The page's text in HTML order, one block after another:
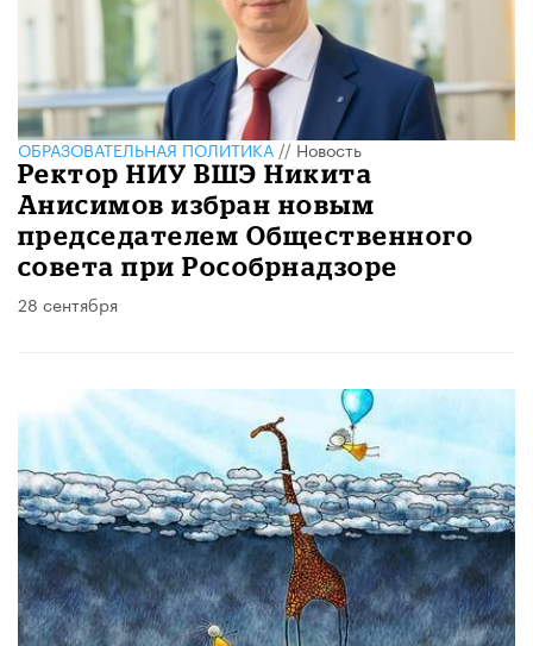
ОБРАЗОВАТЕЛЬНАЯ ПОЛИТИКА//Новость
Ректор НИУ ВШЭ Никита
Анисимов избран новым
председателем Общественного
совета при Рособрнадзоре
28 сентября